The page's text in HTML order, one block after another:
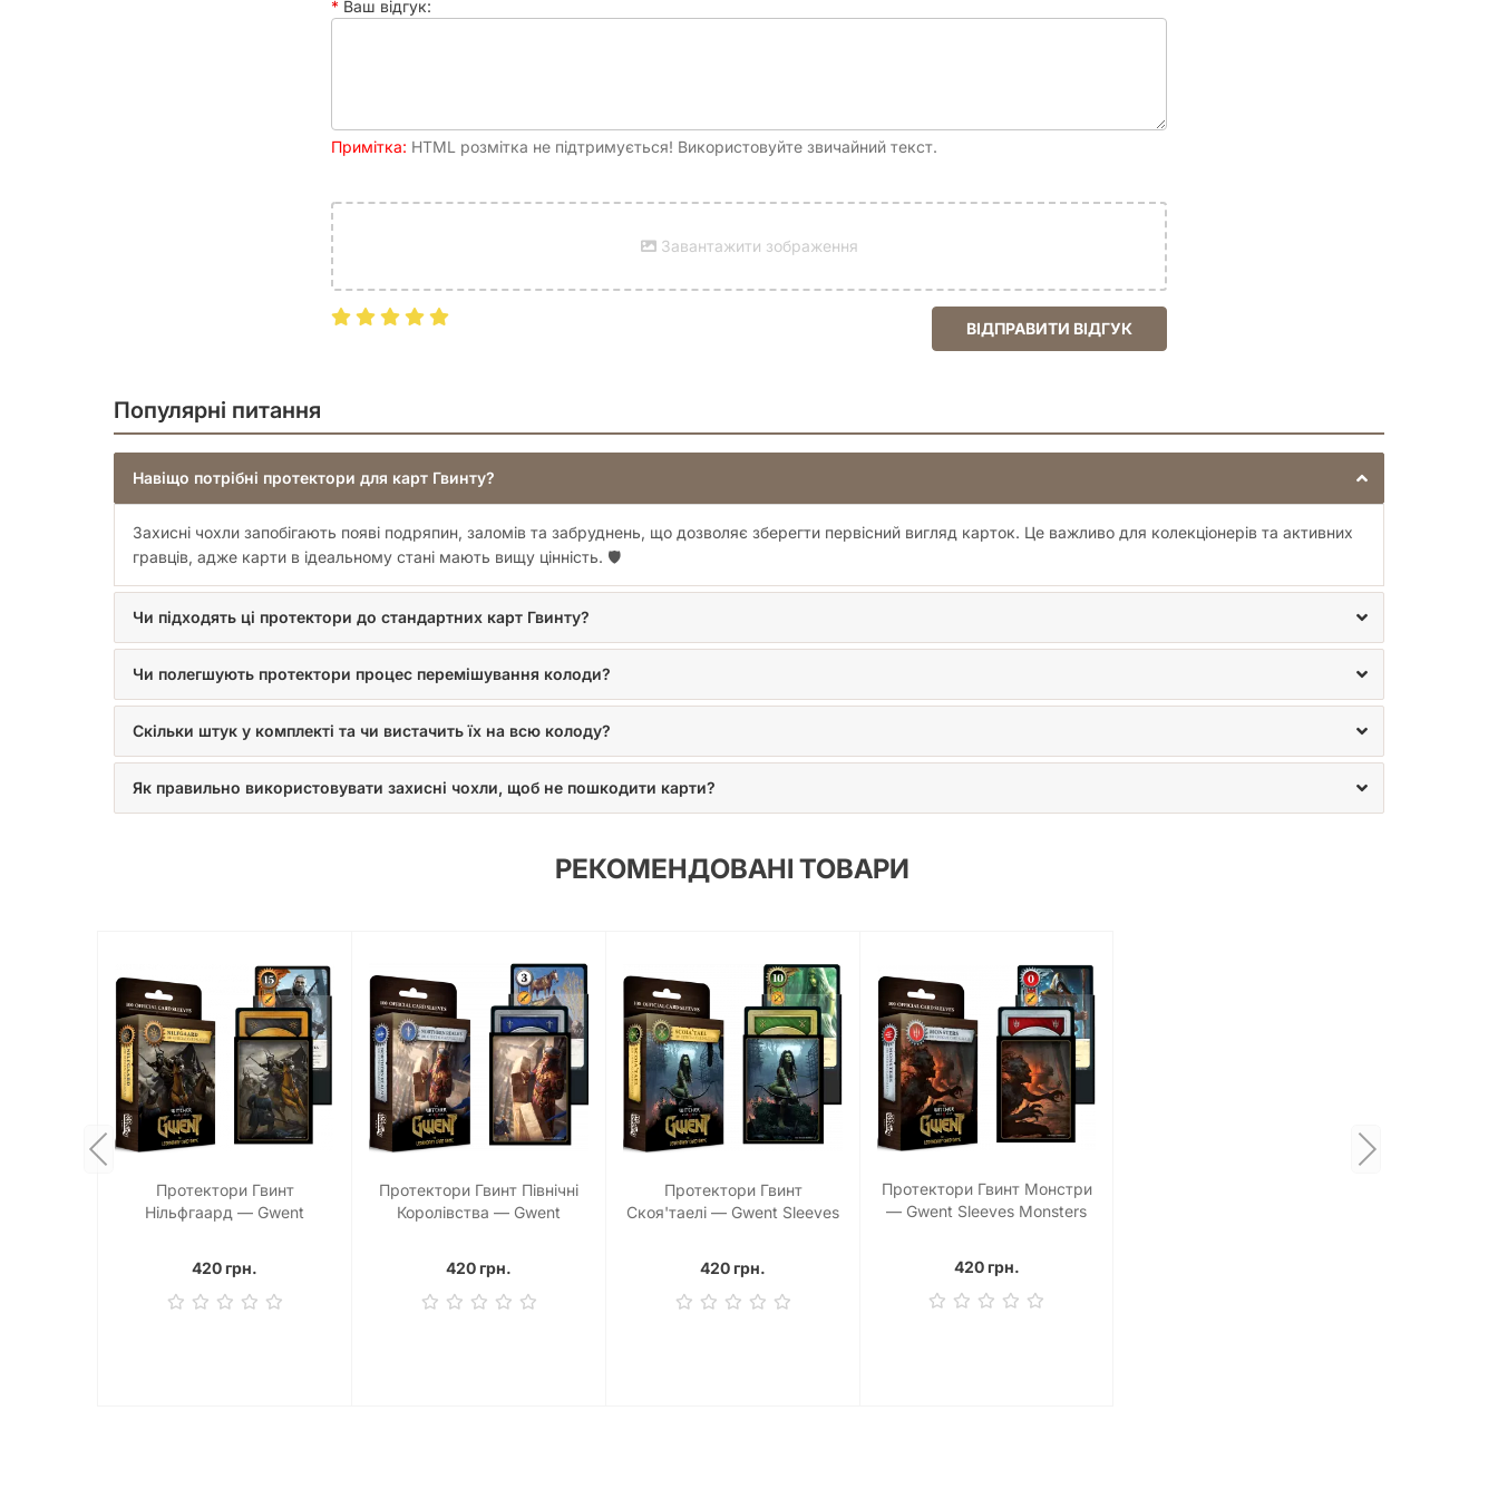
Ваш відгук:
Примітка: HTML розмітка не підтримується! Використовуйте звичайний текст.
Завантажити зображення
ВІДПРАВИТИ ВІДГУК
Популярні питання
Навіщо потрібні протектори для карт Гвинту?
Захисні чохли запобігають появі подряпин, заломів та забруднень, що дозволяє зберегти первісний вигляд карток. Це важливо для колекціонерів та активних
гравців, адже карти в ідеальному стані мають вищу цінність. 🛡️
Чи підходять ці протектори до стандартних карт Гвинту?
Чи полегшують протектори процес перемішування колоди?
Скільки штук у комплекті та чи вистачить їх на всю колоду?
Як правильно використовувати захисні чохли, щоб не пошкодити карти?
РЕКОМЕНДОВАНІ ТОВАРИ
Протектори Гвинт
Нільфгаард — Gwent
420 грн.
Протектори Гвинт Північні
Королівства — Gwent
420 грн.
Протектори Гвинт
Скоя'таелі — Gwent Sleeves
420 грн.
Протектори Гвинт Монстри
— Gwent Sleeves Monsters
420 грн.